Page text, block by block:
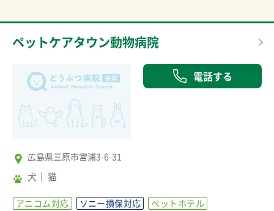
ペットケアタウン動物病院
電話する
広島県三原市宮浦3-6-31
犬 猫
アニコム対応 ソニー損保対応
ペットホテル